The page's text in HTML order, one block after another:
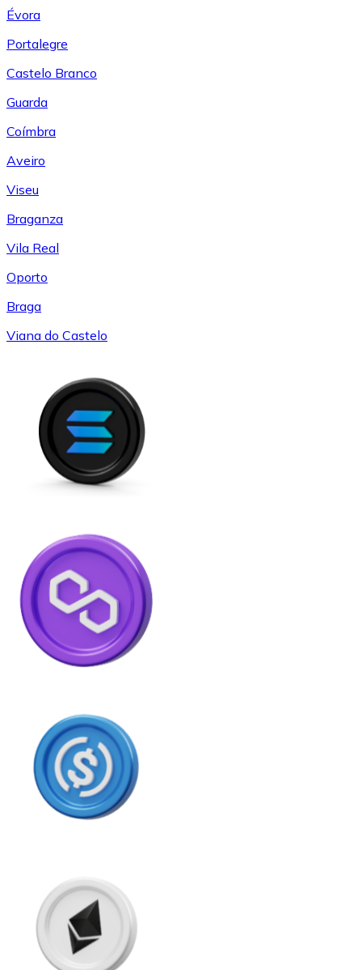
Évora
Portalegre
Castelo Branco
Guarda
Coímbra
Aveiro
Viseu
Braganza
Vila Real
Oporto
Braga
Viana do Castelo